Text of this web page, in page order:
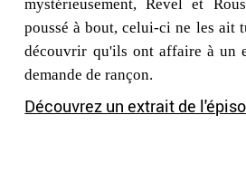
mystérieusement, Revel et
poussé à bout, celui-ci ne les ait
découvrir qu'ils ont affaire à un
demande de rançon.
Découvrez un extrait de